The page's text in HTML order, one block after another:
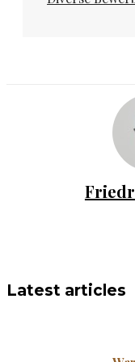
Latest articles